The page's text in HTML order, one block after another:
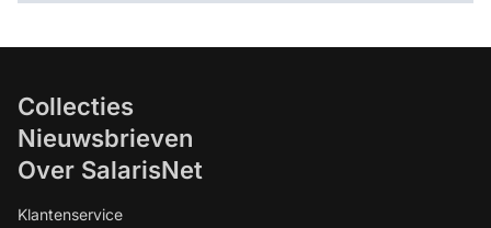
Collecties
Nieuwsbrieven
Over SalarisNet
Klantenservice